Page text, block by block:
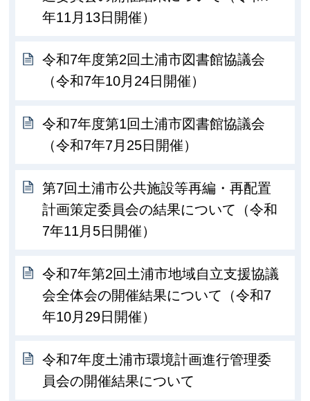
年11月13日開催）
令和7年度第2回土浦市図書館協議会
（令和7年10月24日開催）
令和7年度第1回土浦市図書館協議会
（令和7年7月25日開催）
第7回土浦市公共施設等再編・再配置
計画策定委員会の結果について（令和
7年11月5日開催）
令和7年第2回土浦市地域自立支援協議
会全体会の開催結果について（令和7
年10月29日開催）
令和7年度土浦市環境計画進行管理委
員会の開催結果について